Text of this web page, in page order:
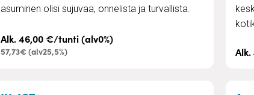
asuminen olisi sujuvaa, onnelista ja turvallista.
Alk. 46,00 €/tunti (alv0%)
57,73€ (alv25,5%)